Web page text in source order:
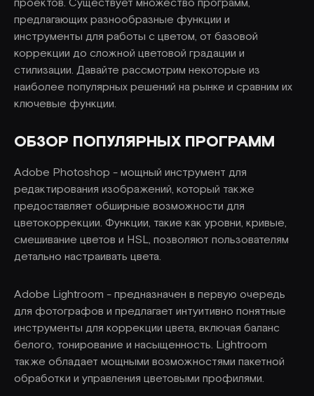
проектов. Существует множество программ,
предлагающих разнообразные функции и
инструменты для работы с цветом, от базовой
коррекции до сложной цветовой градации и
стилизации. Давайте рассмотрим некоторые из
наиболее популярных решений на рынке и сравним их
ключевые функции.
ОБЗОР ПОПУЛЯРНЫХ ПРОГРАММ
Adobe Photoshop - мощный инструмент для
редактирования изображений, который также
предоставляет обширные возможности для
цветокоррекции. Функции, такие как уровни, кривые,
смешивание цветов и HSL, позволяют пользователям
детально настраивать цвета.
Adobe Lightroom - предназначен в первую очередь
для фотографов и предлагает интуитивно понятные
инструменты для коррекции цвета, включая баланс
белого, тонирование и насыщенность. Lightroom
также обладает мощными возможностями пакетной
обработки и управления цветовыми профилями.